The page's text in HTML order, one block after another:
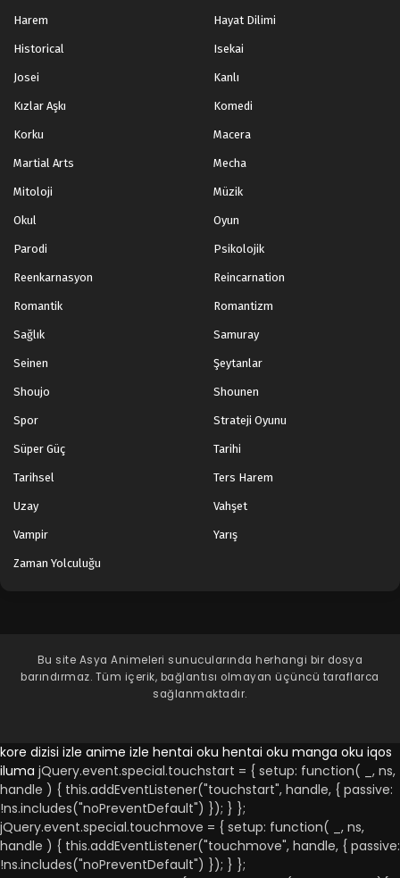
Harem Hayat Dilimi
Historical Isekai
Josei Kanlı
Kızlar Aşkı Komedi
Korku Macera
Martial Arts Mecha
Mitoloji Müzik
Okul Oyun
Parodi Psikolojik
Reenkarnasyon Reincarnation
Romantik Romantizm
Sağlık Samuray
Seinen Şeytanlar
Shoujo Shounen
Spor Strateji Oyunu
Süper Güç Tarihi
Tarihsel Ters Harem
Uzay Vahşet
Vampir Yarış
Zaman Yolculuğu
Bu site Asya Animeleri sunucularında herhangi bir dosya
barındırmaz. Tüm içerik, bağlantısı olmayan üçüncü taraflarca
sağlanmaktadır.
kore dizisi izle anime izle hentai oku hentai oku manga oku iqos
iluma jQuery.event.special.touchstart = { setup: function( _, ns,
handle ) { this.addEventListener("touchstart", handle, { passive:
!ns.includes("noPreventDefault") }); } };
jQuery.event.special.touchmove = { setup: function( _, ns,
handle ) { this.addEventListener("touchmove", handle, { passive:
!ns.includes("noPreventDefault") }); } };